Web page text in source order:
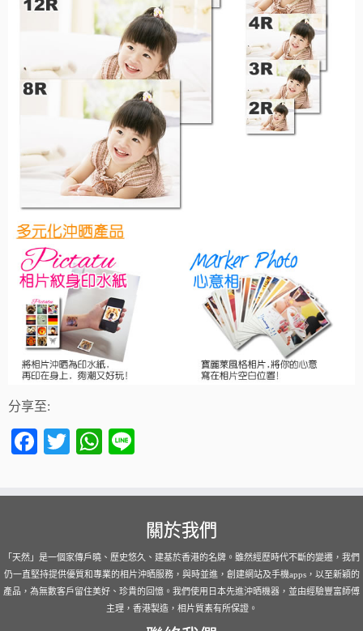
分享至:
Facebook
TwitterWhatsApp
關於我們
「天然」是一個家傳戶曉、歷史悠久、建基於香港的名牌。雖然經歷時代不斷的變遷，我們
仍一直堅持提供優質和專業的相片沖晒服務，與時並進，創建網站及手機apps，以至新穎的
產品，為無數客戶留住美好、珍貴的回憶。我們使用日本先進沖晒機器，並由經驗豐富師傅
主理，香港製造，相片質素有所保證。